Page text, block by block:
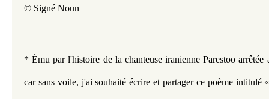
© Signé Noun
* Ému par l'histoire de la chanteuse iranienne Parestoo arrêtée
car sans voile, j'ai souhaité écrire et partager ce poème intitulé